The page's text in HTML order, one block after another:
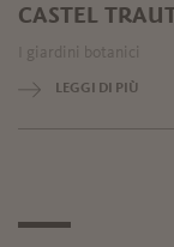
CASTEL
I giardini botanici
LEGGI DI PIÙ